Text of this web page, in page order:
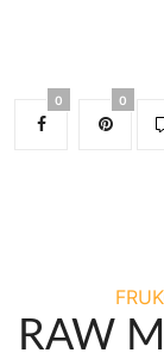
0 0
RAW